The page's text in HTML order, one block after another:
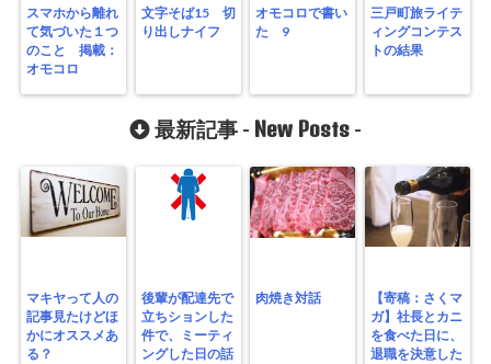
スマホから離れ
て気づいた１つ
のこと 掲載：
オモコロ
文字そば15 切
り出しナイフ
オモコロで書い
た 9
三戸町旅ライテ
ィングコンテス
トの結果
最新記事 - New Posts -
マキヤって人の
記事見たけどほ
かにオススメあ
る？
後輩が配達先で
立ちションした
件で、ミーティ
ングした日の話
肉焼き対話
【寄稿：さくマ
ガ】社長とカニ
を食べた日に、
退職を決意した